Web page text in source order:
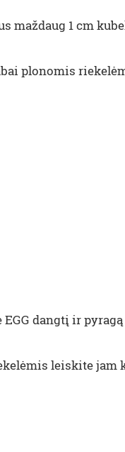
1 cm
plonomis
dangtį ir
leiskite jam